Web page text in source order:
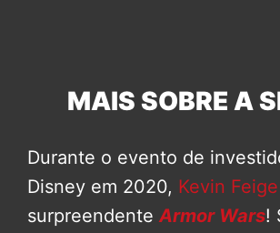
MAIS SOBRE A
Durante o evento de
Disney em 2020, Kevin Feige
surpreendenteArmor Wars!